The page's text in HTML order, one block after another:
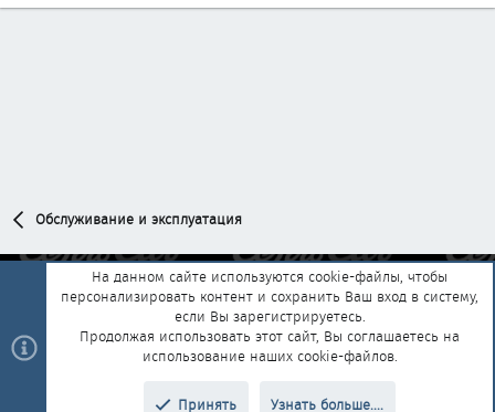
Обслуживание и эксплуатация
Обратная связь
Условия и правила
Политика конфиденциальности
Помощь Главная
R
®
На данном сайте используются cookie-файлы, чтобы
персонализировать контент и сохранить Ваш вход в систему,
если Вы зарегистрируетесь.
Продолжая использовать этот сайт, Вы соглашаетесь на
использование наших cookie-файлов.
Принять Узнать больше....